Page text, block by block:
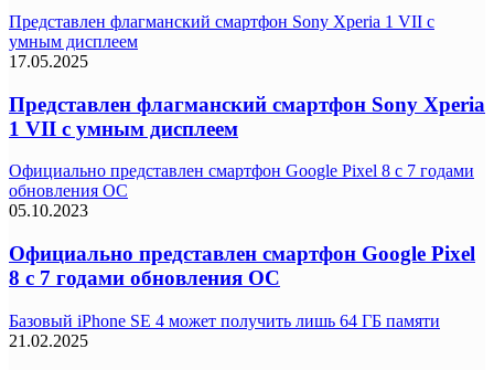
Представлен флагманский смартфон Sony Xperia 1 VII с
умным дисплеем
17.05.2025
Представлен флагманский смартфон Sony Xperia
1 VII с умным дисплеем
Официально представлен смартфон Google Pixel 8 с 7 годами
обновления ОС
05.10.2023
Официально представлен смартфон Google Pixel
8 с 7 годами обновления ОС
Базовый iPhone SE 4 может получить лишь 64 ГБ памяти
21.02.2025